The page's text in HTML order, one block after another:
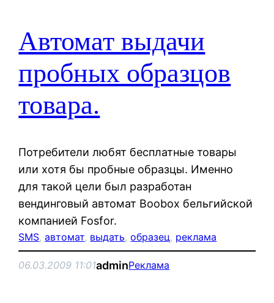
Автомат выдачи
пробных образцов
товара.
Потребители любят бесплатные товары
или хотя бы пробные образцы. Именно
для такой цели был разработан
вендинговый автомат Boobox бельгийской
компанией Fosfor.
SMS, автомат, выдать, образец, реклама
06.03.2009 11:01adminРеклама